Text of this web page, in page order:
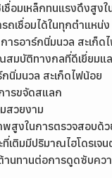
เชื่อมเหล็กทนแรงดึงสู
รถเชื่อมได้ในทุกตำแห
ารอาร์กนิ่มนวล สะเก็ด
บัติทางกลที่ดีเยี่ยมแ
นิ่มนวล สะเก็ดไฟน้อย
ารขจัดสแลก
สวยงาม
สูงในการตรวจสอบด้ว
ที่เติมมีปริมาณไฮโดรเ
านทานต่อการดูดซับคว